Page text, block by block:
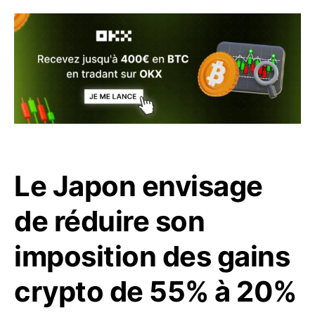
Le Japon envisage
de réduire son
imposition des gains
crypto de 55% à 20%